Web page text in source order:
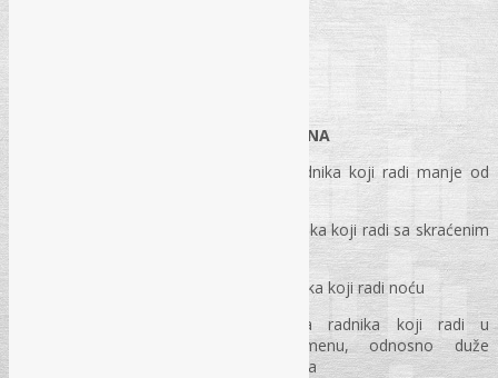
ODMOR U TOKU RADNOG VREMENA
Odmor u toku radnog vremena radnika koji radi manje od
Odmor u toku radnog vremena radnika koji radi sa skraćenim
Odmor u toku radnog vremena radnika koji radi noću
Odmor u toku radnog vremena radnika koji radi u
preraspodijeljenom radnom vremenu, odnosno duže
od punog ili nepunog radnog vremena